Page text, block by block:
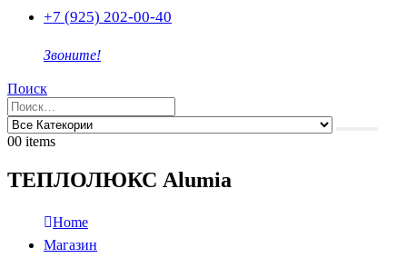
+7 (925) 202-00-40
Звоните!
Поиск
00 items
ТЕПЛОЛЮКС Alumia
Home
Магазин